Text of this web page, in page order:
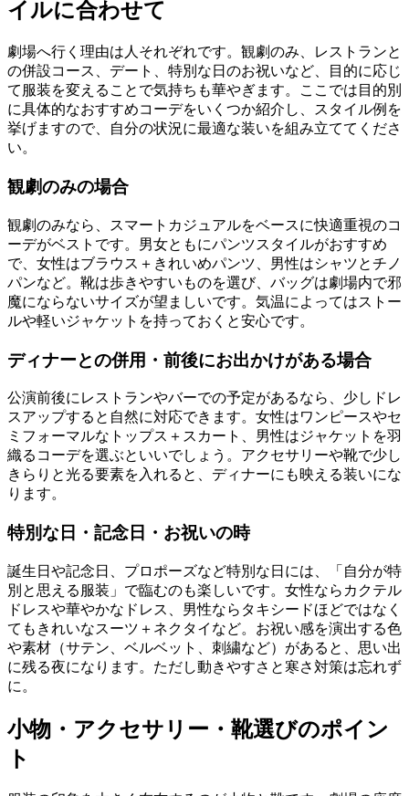
イルに合わせて
劇場へ行く理由は人それぞれです。観劇のみ、レストランと
の併設コース、デート、特別な日のお祝いなど、目的に応じ
て服装を変えることで気持ちも華やぎます。ここでは目的別
に具体的なおすすめコーデをいくつか紹介し、スタイル例を
挙げますので、自分の状況に最適な装いを組み立ててくださ
い。
観劇のみの場合
観劇のみなら、スマートカジュアルをベースに快適重視のコ
ーデがベストです。男女ともにパンツスタイルがおすすめ
で、女性はブラウス＋きれいめパンツ、男性はシャツとチノ
パンなど。靴は歩きやすいものを選び、バッグは劇場内で邪
魔にならないサイズが望ましいです。気温によってはストー
ルや軽いジャケットを持っておくと安心です。
ディナーとの併用・前後にお出かけがある場合
公演前後にレストランやバーでの予定があるなら、少しドレ
スアップすると自然に対応できます。女性はワンピースやセ
ミフォーマルなトップス＋スカート、男性はジャケットを羽
織るコーデを選ぶといいでしょう。アクセサリーや靴で少し
きらりと光る要素を入れると、ディナーにも映える装いにな
ります。
特別な日・記念日・お祝いの時
誕生日や記念日、プロポーズなど特別な日には、「自分が特
別と思える服装」で臨むのも楽しいです。女性ならカクテル
ドレスや華やかなドレス、男性ならタキシードほどではなく
てもきれいなスーツ＋ネクタイなど。お祝い感を演出する色
や素材（サテン、ベルベット、刺繍など）があると、思い出
に残る夜になります。ただし動きやすさと寒さ対策は忘れず
に。
小物・アクセサリー・靴選びのポイン
ト